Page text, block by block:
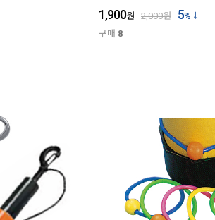
1,900원 2,000원 5%
구매 8